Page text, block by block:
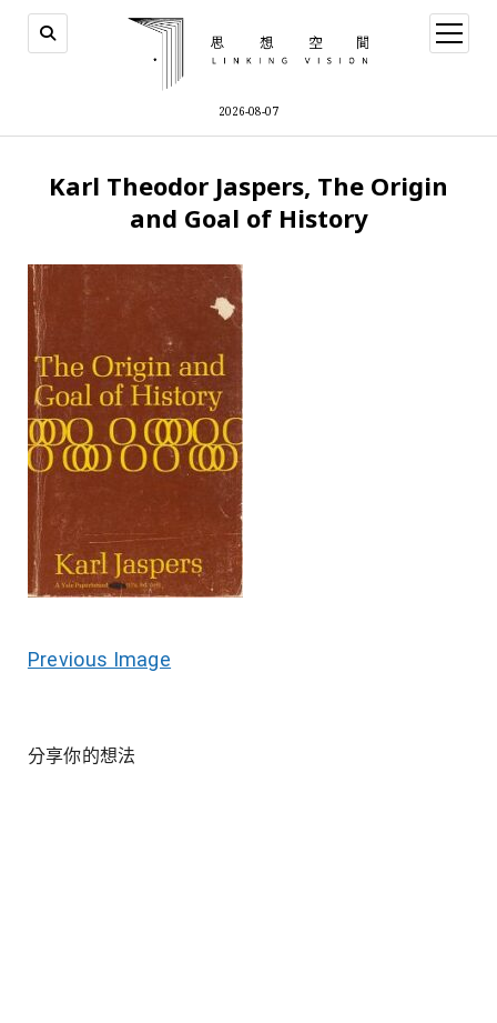
2026-08-07
open
menu
Karl Theodor Jaspers, The Origin
and Goal of History
Previous Image
分享你的想法